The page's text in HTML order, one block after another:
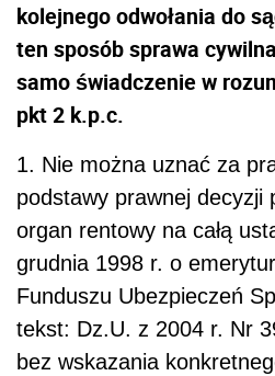
kolej­nego odwołania do
ten sposób sprawa
samo świadczenie w
pkt 2 k.p.c.
1. Nie można uznać za
podstawy prawnej decyzji
organ rentowy na całą
grudnia 1998 r. o
Funduszu Ubezpieczeń
tekst: Dz.U. z 2004 r. Nr
bez wskazania